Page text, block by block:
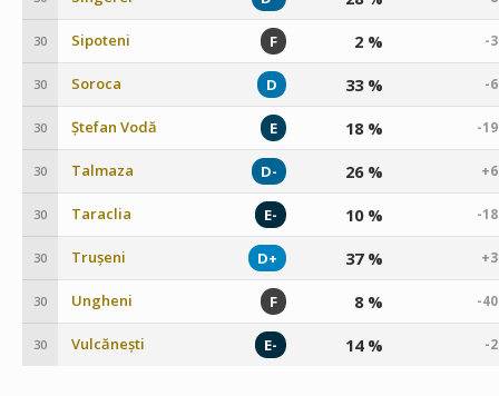
30 Sipoteni F 2 % -
30 Soroca D 33 % -
30 Ștefan Vodă E 18 % -
30 Talmaza D- 26 %
30 Taraclia E- 10 % -
30 Trușeni D+ 37 %
30 Ungheni F 8 % -
30 Vulcănești E- 14 % -